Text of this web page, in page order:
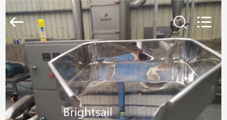
EV
ÜRÜN:%
S
Machinery
Co.,Ltd..
Reserved.